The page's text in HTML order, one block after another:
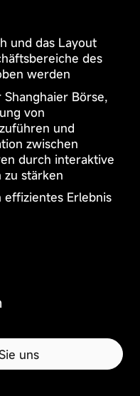
und das Layout
des
werden
Börse,
von
und
zwischen
durch interaktive
zu stärken
effizientes Erlebnis
uns